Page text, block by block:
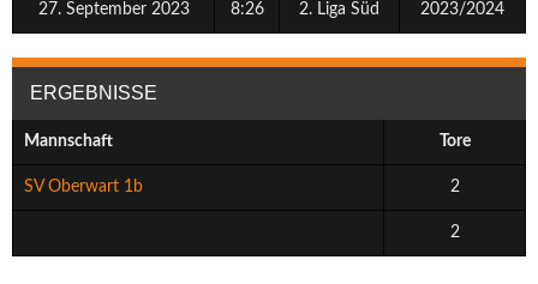
27. September 2023 8:26 2. Liga Süd 2023/2024
ERGEBNISSE
Mannschaft Tore
SV Oberwart 1b 2
2